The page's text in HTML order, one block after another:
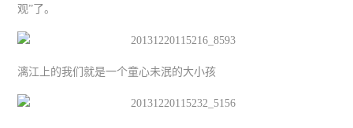
观”了。
漓江上的我们就是一个童心未泯的大小孩